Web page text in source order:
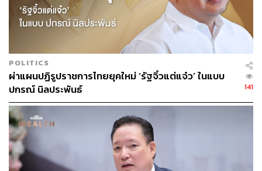
เนื่องจาก Apple พึ่งพาผู้ส่งออกจากเอเชียอย่างมาก โดย
เฉพาะบริษัท TSMC ซึ่งเป็นผู้ผลิตชิปในไต้หวัน และเป็นผู้ส่ง
ออกหลักๆ ให้กับกลุ่มผลิตภัณฑ์ของ Apple ทั้ง iPhone, iPad
และ Mac ซึ่งการเก็บภาษีที่เพิ่มขึ้นอาจทำให้ต้นทุนของ
Apple สูงขึ้นไปด้วย อาจทำให้แบรนด์ต้องหาทางเลือกใหม่
เพื่อลดผลกระทบจากมาตรการดังกล่าว
ฝั่งประธานเจ้าหน้าที่ฝ่ายการเงินของ Apple กล่าวเพียงสั้นๆ
ว่า บริษัทอยู่ระหว่างการเฝ้าติดตามสถานการณ์ของการขึ้น
ภาษีอย่างใกล้ชิด และผู้สื่อข่าวยังถามถึงผลกระทบของการ
เปิดตัว DeepSeek AI ที่พัฒนาจากบริษัทสัญชาติจีนที่อ้างว่า
POLITICS
ผ่าแผนปฏิรูปราชการไทยยุคใหม่ ‘รัฐจิ๋วแต่แจ๋ว’ ในแบบ
ปกรณ์ นิลประพันธ์
141